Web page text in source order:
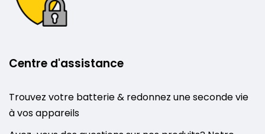
Centre d'assistance
Trouvez votre batterie & redonnez une seconde vie
à vos appareils